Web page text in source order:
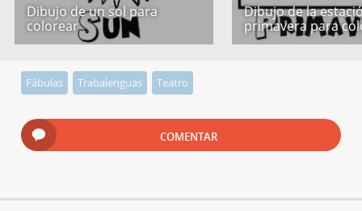
Dibujo de un sol para
colorear
Dibujo de la
primavera para
Fábulas Trabalenguas Teatro
COMENTAR